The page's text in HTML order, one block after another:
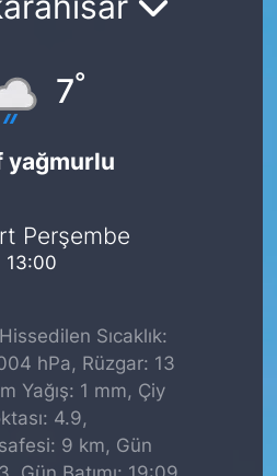
7°
yağmurlu
Perşembe
13:00
Sıcaklık:
hPa, Rüzgar: 13
Yağış: 1 mm, Çiy
4.9,
9 km, Gün